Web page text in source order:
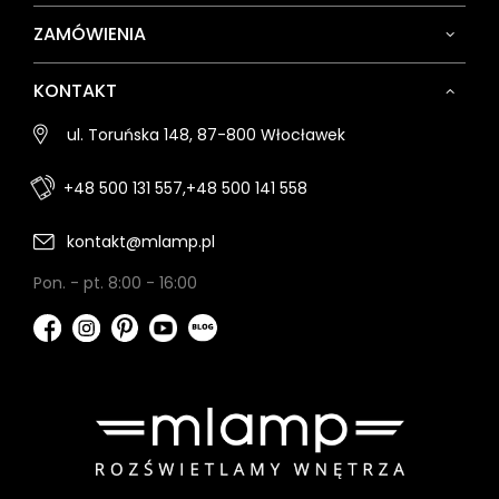
ZAMÓWIENIA
KONTAKT
ul. Toruńska 148, 87-800 Włocławek
+48 500 131 557,+48 500 141 558
kontakt@mlamp.pl
Pon. - pt. 8:00 - 16:00